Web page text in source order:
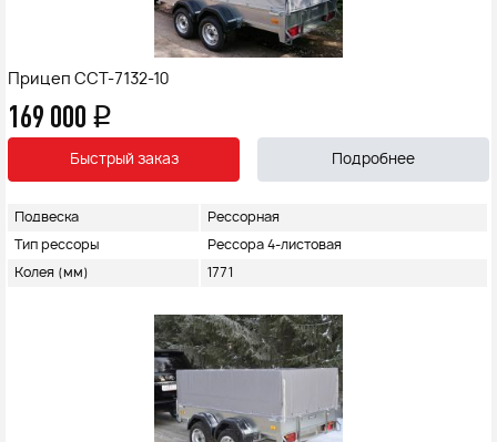
Прицеп ССТ-7132-10
169 000 q
Быстрый заказ Подробнее
Подвеска Рессорная
Тип рессоры Рессора 4-листовая
Колея (мм) 1771